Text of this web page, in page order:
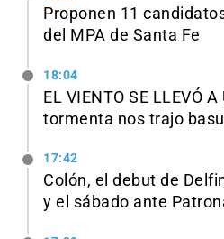
Proponen 11
del MPA de Santa Fe
18:04
EL VIENTO SE LLEVÓ
tormenta nos trajo
17:42
Colón, el debut de
y el sábado ante